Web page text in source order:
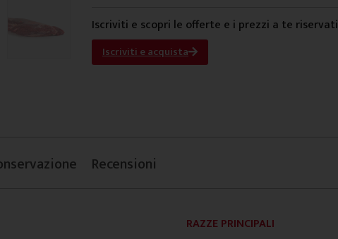
Iscriviti e scopri le offerte e i prezzi a te riservati
Iscriviti e acquista
Recensioni
RAZZE PRINCIPALI